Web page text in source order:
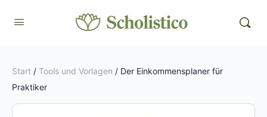
Start / Tools und Vorlagen / Der Einkommensplaner für
Praktiker